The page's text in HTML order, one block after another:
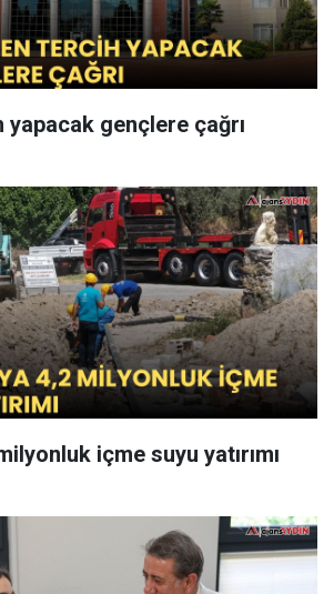
yapacak gençlere çağrı
içme suyu yatırımı